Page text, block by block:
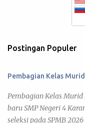
Postingan Populer
Pembagian Kelas
Pembagian Kelas
baru SMP Negeri 4
seleksi pada SPMB